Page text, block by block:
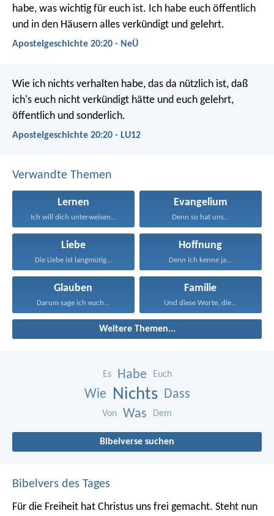
habe, was wichtig für euch ist. Ich habe euch öffentlich
und in den Häusern alles verkündigt und gelehrt.
Apostelgeschichte 20:20 - NeÜ
Wie ich nichts verhalten habe, das da nützlich ist, daß
ich's euch nicht verkündigt hätte und euch gelehrt,
öffentlich und sonderlich.
Apostelgeschichte 20:20 - LU12
Verwandte Themen
Lernen
Ich will dich unterweisen...
Evangelium
Denn so hat uns...
Liebe
Die Liebe ist langmütig...
Hoffnung
Denn ich kenne ja...
Glauben
Darum sage ich euch...
Familie
Und diese Worte, die...
Weitere Themen...
Es Habe Euch
Wie Nichts Dass
Von Was Dem
Bibelverse suchen
Bibelvers des Tages
Für die Freiheit hat Christus uns frei gemacht. Steht nun